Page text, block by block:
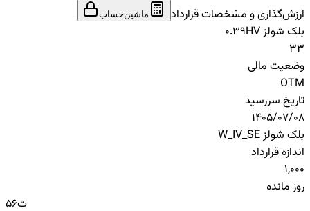
ارزش‌گذاری و مشخصات قرارداد
ماشین‌حساب
بلک شولز HV
0.39
33
وضعیت مالی
OTM
تاریخ سررسید
1405/07/08
بلک شولز W_IV_SE
اندازه قرارداد
1,000
روز مانده
56ت